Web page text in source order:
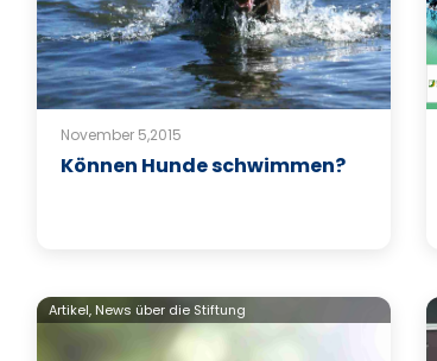
November 5,2015
Können Hunde schwimmen?
Artikel, News über die Stiftung